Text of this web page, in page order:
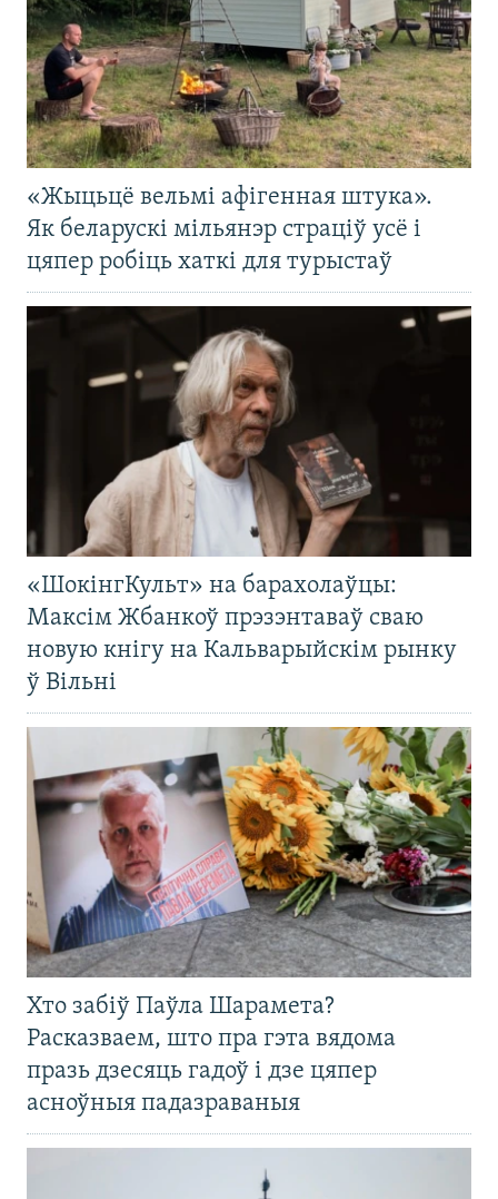
«Жыцьцё вельмі афігенная штука».
Як беларускі мільянэр страціў усё і
цяпер робіць хаткі для турыстаў
«ШокінгКульт» на барахолаўцы:
Максім Жбанкоў прэзэнтаваў сваю
новую кнігу на Кальварыйскім рынку
ў Вільні
Хто забіў Паўла Шарамета?
Расказваем, што пра гэта вядома
празь дзесяць гадоў і дзе цяпер
асноўныя падазраваныя